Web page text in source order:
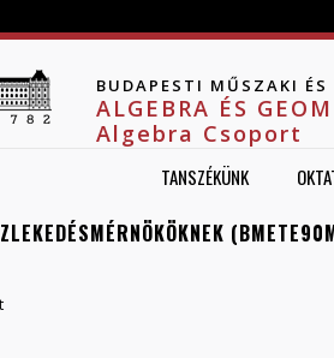
BUDAPESTI MŰSZAKI
ALGEBRA ÉS
Algebra Csoport
TANSZÉKÜNK